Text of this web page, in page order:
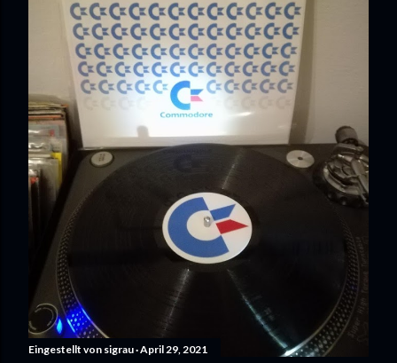
Eingestellt von sigrau April 29, 2021